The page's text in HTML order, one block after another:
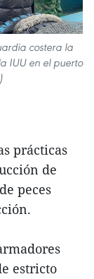
costera la
IUU en el puerto
prácticas
de
peces
estricto